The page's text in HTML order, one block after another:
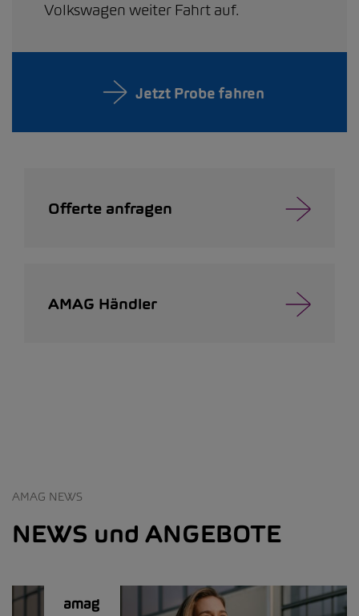
Volkswagen weiter Fahrt auf.
Jetzt Probe fahren
Offerte anfragen
AMAG Händler
AMAG NEWS
NEWS und ANGEBOTE